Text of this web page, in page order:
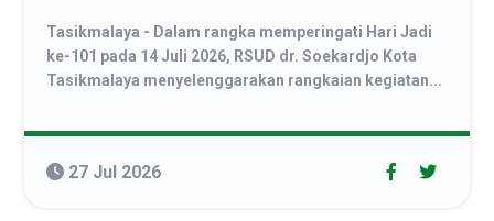
Tasikmalaya - Dalam rangka memperingati Hari Jadi
ke-101 pada 14 Juli 2026, RSUD dr. Soekardjo Kota
Tasikmalaya menyelenggarakan rangkaian kegiatan...
27 Jul 2026